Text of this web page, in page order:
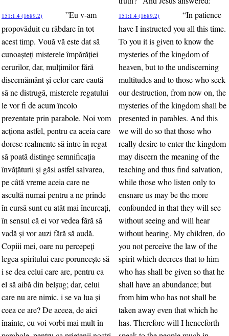
151:1.4 (1689.2)
”Eu v-am
propovăduit cu răbdare în tot
acest timp. Vouă vă este dat să
cunoaşteţi misterele împărăţiei
cerurilor, dar, mulţimilor fără
discernământ şi celor care caută
să ne distrugă, misterele regatului
le vor fi de acum încolo
prezentate prin parabole. Noi vom
acţiona astfel, pentru ca aceia care
doresc realmente să intre în regat
să poată distinge semnificaţia
învăţăturii şi găsi astfel salvarea,
pe câtă vreme aceia care ne
ascultă numai pentru a ne prinde
în cursă sunt cu atât mai încurcaţi,
în sensul că ei vor vedea fără să
vadă şi vor auzi fără să audă.
Copiii mei, oare nu percepeţi
legea spiritului care porunceşte să
i se dea celui care are, pentru ca
el să aibă din belşug; dar, celui
care nu are nimic, i se va lua şi
ceea ce are? De aceea, de aici
înainte, eu voi vorbi mai mult în
151:1.4 (1689.2)
“In patience
have I instructed you all this time.
To you it is given to know the
mysteries of the kingdom of
heaven, but to the undiscerning
multitudes and to those who seek
our destruction, from now on, the
mysteries of the kingdom shall be
presented in parables. And this
we will do so that those who
really desire to enter the kingdom
may discern the meaning of the
teaching and thus find salvation,
while those who listen only to
ensnare us may be the more
confounded in that they will see
without seeing and will hear
without hearing. My children, do
you not perceive the law of the
spirit which decrees that to him
who has shall be given so that he
shall have an abundance; but
from him who has not shall be
taken away even that which he
has. Therefore will I henceforth